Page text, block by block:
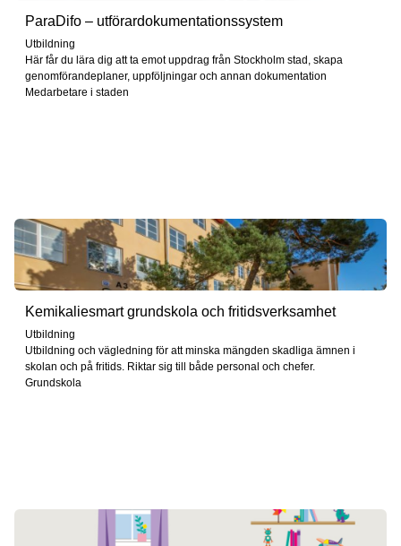
ParaDifo – utförardokumentationssystem
Utbildning
Här får du lära dig att ta emot uppdrag från Stockholm stad, skapa
genomförandeplaner, uppföljningar och annan dokumentation
Medarbetare i staden
Kemikaliesmart grundskola och fritidsverksamhet
Utbildning
Utbildning och vägledning för att minska mängden skadliga ämnen i
skolan och på fritids. Riktar sig till både personal och chefer.
Grundskola